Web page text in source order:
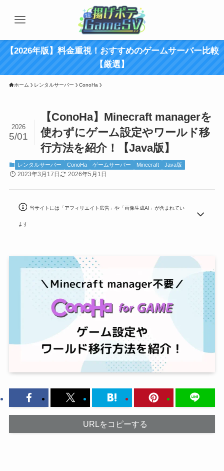
【2026年版】料金重視！おすすめのゲームサーバー比較
【厳選】
ホーム レンタルサーバー ConoHa
【ConoHa】Minecraft managerを
使わずにゲーム設定やワールド移
行方法を紹介！【Java版】
2026
5/01
レンタルサーバー ConoHa ゲームサーバー Minecraft Java版
2023年3月17日 2026年5月1日
当サイトには「アフィリエイト広告」や「画像生成AI」が含まれてい
ます
URLをコピーする